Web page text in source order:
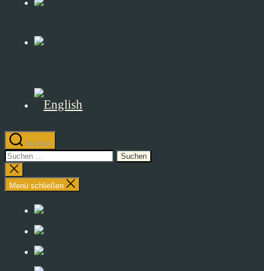
Suchen
Suchen
nach:
Suche
schließen
Menü schließen